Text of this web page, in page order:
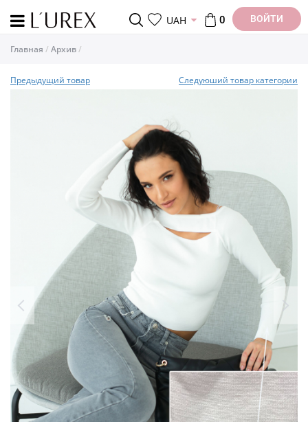
UAH 0 ВОЙТИ
Главная Архив
Предыдущий товар Следуюший товар категории